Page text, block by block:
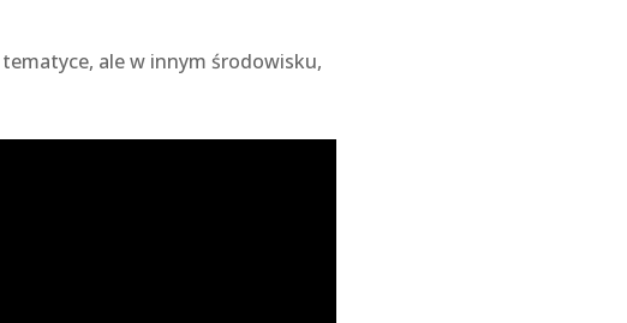
ale w innym środowisku,